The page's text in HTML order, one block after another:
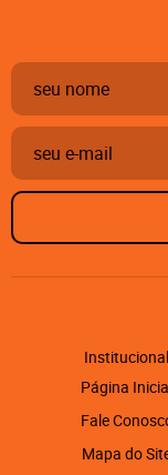
Institucional
Página
Fale
Mapa do